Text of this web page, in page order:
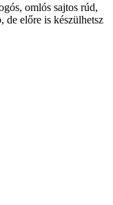
omlós sajtos rúd,
de előre is készülhetsz